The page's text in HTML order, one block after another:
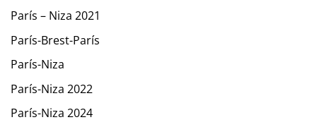
París – Niza 2021
París-Brest-París
París-Niza
París-Niza 2022
París-Niza 2024